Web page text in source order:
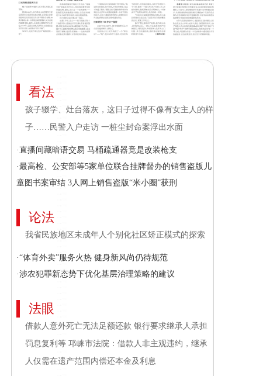
看法
孩子辍学、灶台落灰，这日子过得不像有女主人的样
子……民警入户走访 一桩尘封命案浮出水面
·直播间藏暗语交易 马桶疏通器竟是改装枪支
·最高检、公安部等5家单位联合挂牌督办的销售盗版儿
童图书案审结 3人网上销售盗版“米小圈”获刑
论法
我省民族地区未成年人个别化社区矫正模式的探索
·“体育外卖”服务火热 健身新风尚仍待规范
·涉农犯罪新态势下优化基层治理策略的建议
法眼
借款人意外死亡无法足额还款 银行要求继承人承担
罚息复利等 邛崃市法院：借款人非主观违约，继承
人仅需在遗产范围内偿还本金及利息